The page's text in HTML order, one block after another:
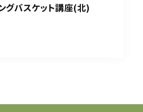
グバスケット講座(北)